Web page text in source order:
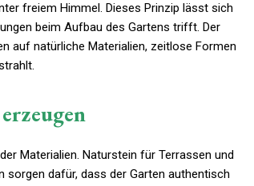
freiem Himmel. Dieses Prinzip lässt sich
beim Aufbau des Gartens trifft. Der
auf natürliche Materialien, zeitlose Formen
Materialien. Naturstein für Terrassen und
sorgen dafür, dass der Garten authentisch